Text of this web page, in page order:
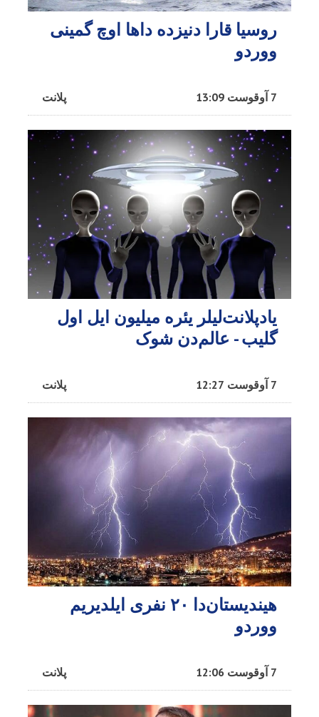
روسیا قارا دنیزده داها اوچ گمینی
ووردو
پلانت 7 آوقوست 13:09
یادپلانت‌لیلر یئره میلیون ایل اول
گلیب - عالم‌دن شوک
پلانت 7 آوقوست 12:27
هیندیستان‌دا ۲۰ نفری ایلدیریم
ووردو
پلانت 7 آوقوست 12:06